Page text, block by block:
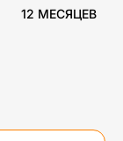
12 МЕСЯЦЕВ